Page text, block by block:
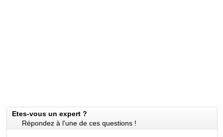
Etes-vous un expert ?
Répondez à l'une de ces questions !